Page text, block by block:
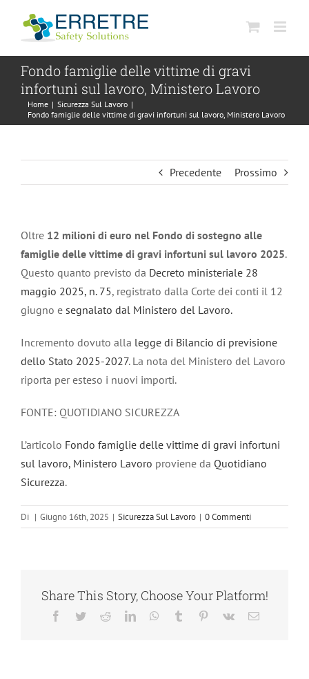
contenuto
Fondo famiglie delle vittime di gravi
infortuni sul lavoro, Ministero Lavoro
Home | Sicurezza Sul Lavoro |
Fondo famiglie delle vittime di gravi infortuni sul lavoro, Ministero Lavoro
Precedente Prossimo
Oltre 12 milioni di euro nel Fondo di sostegno alle
famiglie delle vittime di gravi infortuni sul lavoro 2025.
Questo quanto previsto da Decreto ministeriale 28
maggio 2025, n. 75, registrato dalla Corte dei conti il 12
giugno e segnalato dal Ministero del Lavoro.
Incremento dovuto alla legge di Bilancio di previsione
dello Stato 2025-2027. La nota del Ministero del Lavoro
riporta per esteso i nuovi importi.
FONTE: QUOTIDIANO SICUREZZA
L’articolo Fondo famiglie delle vittime di gravi infortuni
sul lavoro, Ministero Lavoro proviene da Quotidiano
Sicurezza.
Di | Giugno 16th, 2025 | Sicurezza Sul Lavoro | 0 Commenti
Share This Story, Choose Your Platform!
Facebook
TwitterRedditLinkedInWhatsApp
Tumblr Pinterest
Vk Email